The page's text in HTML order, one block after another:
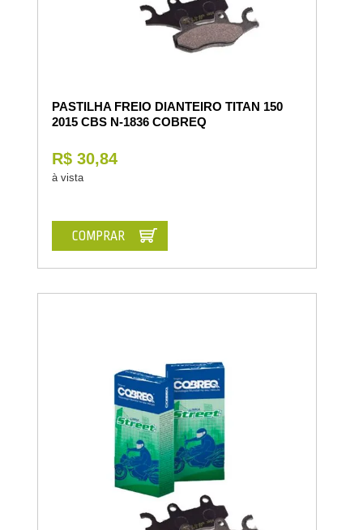
PASTILHA FREIO DIANTEIRO TITAN 150
2015 CBS N-1836 COBREQ
R$ 30,84
à vista
COMPRAR